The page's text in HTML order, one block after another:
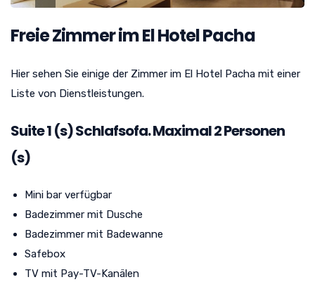
Freie Zimmer im El Hotel Pacha
Hier sehen Sie einige der Zimmer im El Hotel Pacha mit einer
Liste von Dienstleistungen.
Suite1(s) Schlafsofa. Maximal 2 Personen
(s)
Mini bar verfügbar
Badezimmer mit Dusche
Badezimmer mit Badewanne
Safebox
TV mit Pay-TV-Kanälen